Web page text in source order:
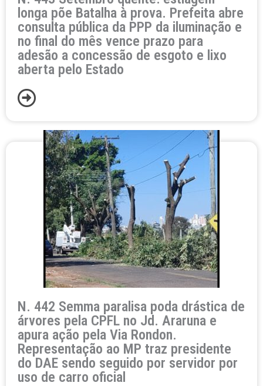
longa põe Batalha à prova. Prefeita abre
consulta pública da PPP da iluminação e
no final do mês vence prazo para
adesão a concessão de esgoto e lixo
aberta pelo Estado
N. 442 Semma paralisa poda drástica de
árvores pela CPFL no Jd. Araruna e
apura ação pela Via Rondon.
Representação ao MP traz presidente
do DAE sendo seguido por servidor por
uso de carro oficial